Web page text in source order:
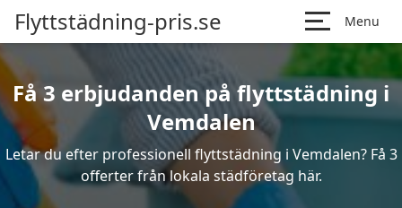
Flyttstädning-pris.se Menu
Få 3 erbjudanden på flyttstädning i
Vemdalen
Letar du efter professionell flyttstädning i Vemdalen? Få 3
offerter från lokala städföretag här.